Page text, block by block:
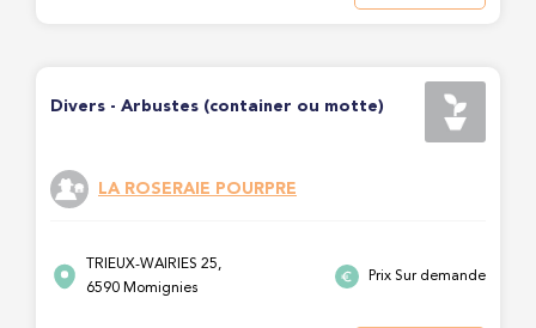
Divers - Arbustes (container ou motte)
LA ROSERAIE POURPRE
TRIEUX-WAIRIES 25,
6590 Momignies
Prix Sur demande